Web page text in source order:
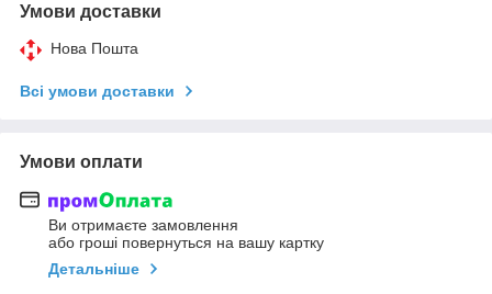
Умови доставки
Нова Пошта
Всі умови доставки
Умови оплати
Ви отримаєте замовлення
або гроші повернуться на вашу картку
Детальніше